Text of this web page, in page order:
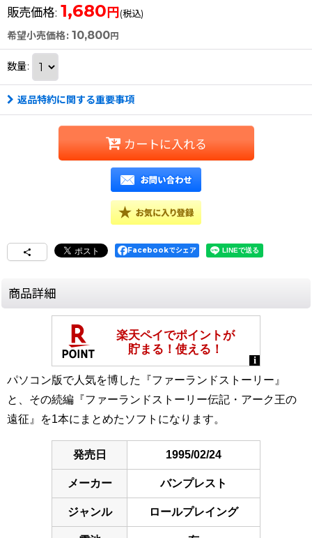
販売価格: 1,680円(税込)
希望小売価格: 10,800円
数量:
返品特約に関する重要事項
カートに入れる
Facebookでシェア
商品詳細
パソコン版で人気を博した『ファーランドストーリー』
と、その続編『ファーランドストーリー伝記・アーク王の
遠征』を1本にまとめたソフトになります。
発売日 1995/02/24
メーカー バンプレスト
ジャンル ロールプレイング